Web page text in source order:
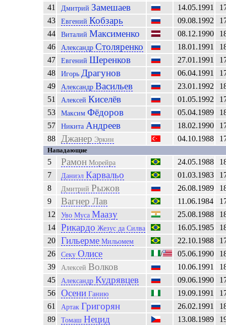
41
Дмитрий Замешаев 14.05.1991
43
Евгений Кобзарь 09.08.1992
44
Виталий Максименко 08.12.1990
46
Александр Столяренко 18.01.1991
47
Евгений Шеренков 27.01.1991
48
Игорь Драгунов 06.04.1991
49
Александр Васильев 23.01.1992
51
Алексей Киселёв 01.05.1992
53
Максим Фёдоров 05.04.1989
57
Никита Андреев 18.02.1990
88
Джанер Эркин 04.10.1988
Нападающие
5 РамонМорейра 24.05.1988
7
Даниэл Карвальо 01.03.1983
8
Дмитрий Рыжов 26.08.1989
9
Вагнер Лав 11.06.1984
12
Уво Муса Маазу 25.08.1988
14
Рикардо Жезус да Силва 16.05.1985
20
ГильермеМильомем 22.10.1988
26
Секу Олисе / 05.06.1990
39
Алексей Волков 10.06.1991
45
Александр Кудрявцев 09.06.1990
56
ОсениГанию 19.09.1991
61
Артак Григорян 26.02.1991
89
Томаш Нецид 13.08.1989